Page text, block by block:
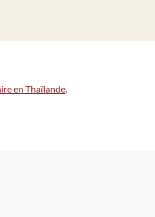
en Thaïlande